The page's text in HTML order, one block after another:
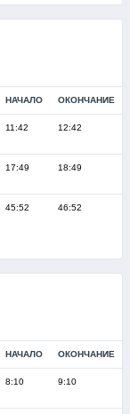
НАЧАЛО ОКОНЧАНИЕ
11:42 12:42
17:49 18:49
45:52 46:52
НАЧАЛО ОКОНЧАНИЕ
8:10 9:10